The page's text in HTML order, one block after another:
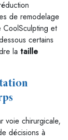
de remodelage
et
certains
la taille
voie chirurgicale,
décisions à